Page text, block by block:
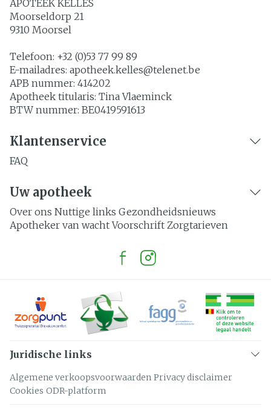
APOTEEK KELLES
Moorseldorp 21
9310 Moorsel
Telefoon: +32 (0)53 77 99 89
E-mailadres: apotheek.kelles@telenet.be
APB nummer: 414202
Apotheek titularis: Tina Vlaeminck
BTW nummer: BE0419591613
Klantenservice
FAQ
Uw apotheek
Over ons Nuttige links Gezondheidsnieuws
Apotheker van wacht Voorschrift Zorgtarieven
Juridische links
Algemene verkoopsvoorwaarden Privacy disclaimer
Cookies ODR-platform